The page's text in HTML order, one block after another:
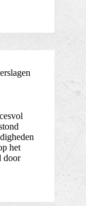
het
door